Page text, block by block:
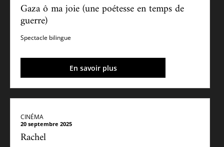
Gaza ô ma joie (une poétesse en temps de
guerre)
Spectacle bilingue
En savoir plus
CINÉMA
20 septembre 2025
Rachel